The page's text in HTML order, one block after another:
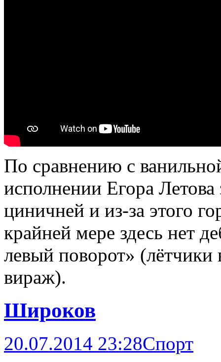
По сравнению с
исполнении Егора Летова
циничней и из-за этого
крайней мере здесь нет
левый поворот» (лётчики
вираж).
Широков
20.07.2014 23:28Спорт